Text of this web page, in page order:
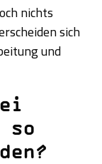
nichts
sich
und
so